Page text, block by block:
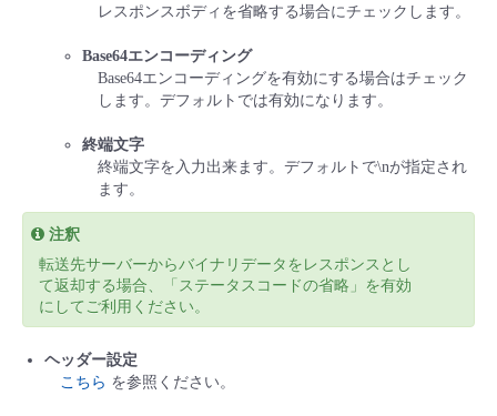
レスポンスボディを省略する場合にチェックします。
Base64エンコーディング
Base64エンコーディングを有効にする場合はチェック
します。デフォルトでは有効になります。
終端文字
終端文字を入力出来ます。デフォルトで\nが指定され
ます。
注釈
転送先サーバーからバイナリデータをレスポンスとし
て返却する場合、「ステータスコードの省略」を有効
にしてご利用ください。
ヘッダー設定
こちら を参照ください。